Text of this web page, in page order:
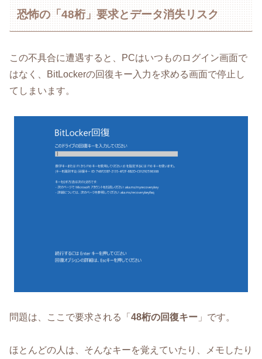
恐怖の「48桁」要求とデータ消失リスク
この不具合に遭遇すると、PCはいつものログイン画面で
はなく、BitLockerの回復キー入力を求める画面で停止し
てしまいます。
問題は、ここで要求される「 48桁の回復キー 」です。
ほとんどの人は、そんなキーを覚えていたり、メモしたり